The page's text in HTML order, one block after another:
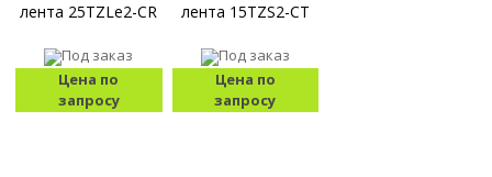
лента 25TZLe2-СR
Под заказ
Цена по
запросу
лента 15TZS2-СТ
Под заказ
Цена по
запросу